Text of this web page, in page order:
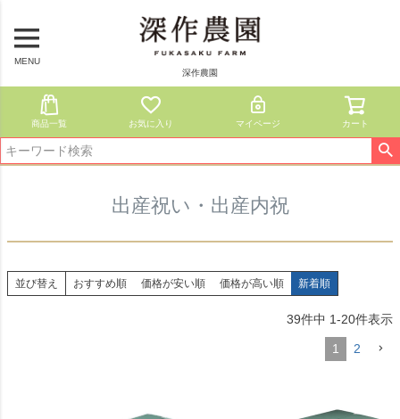
MENU
深作農園
商品一覧 お気に入り マイページ カート
出産祝い・出産内祝
並び替え おすすめ順 価格が安い順 価格が高い順 新着順
39件中 1-20件表示
1 2